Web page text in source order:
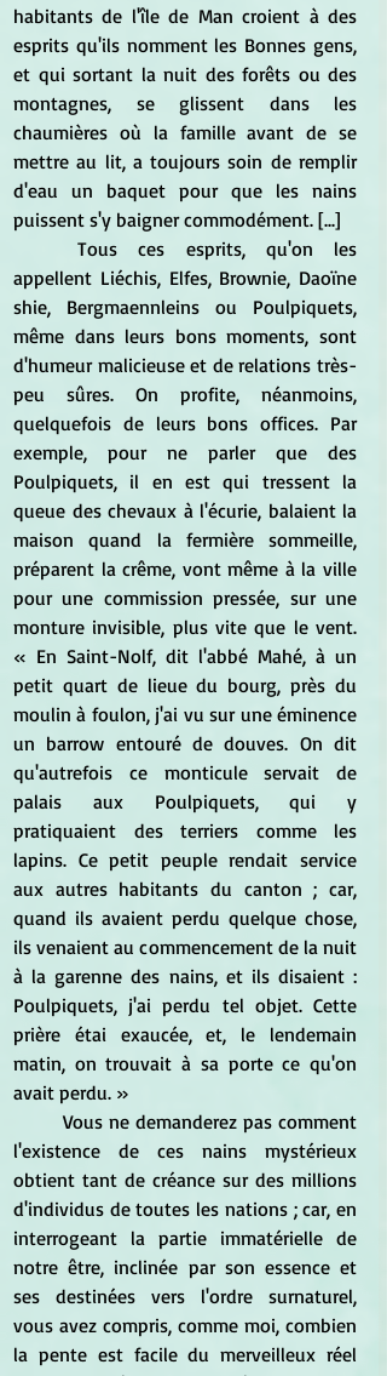
habitants de l'île de Man croient à des
esprits qu'ils nomment les Bonnes gens,
et qui sortant la nuit des forêts ou des
montagnes, se glissent dans les
chaumières où la famille avant de se
mettre au lit, a toujours soin de remplir
d'eau un baquet pour que les nains
puissent s'y baigner commodément. [...]
	Tous ces esprits, qu'on les
appellent Liéchis, Elfes, Brownie, Daoïne
shie, Bergmaennleins ou Poulpiquets,
même dans leurs bons moments, sont
d'humeur malicieuse et de relations très-
peu sûres. On profite, néanmoins,
quelquefois de leurs bons offices. Par
exemple, pour ne parler que des
Poulpiquets, il en est qui tressent la
queue des chevaux à l'écurie, balaient la
maison quand la fermière sommeille,
préparent la crême, vont même à la ville
pour une commission pressée, sur une
monture invisible, plus vite que le vent.
« En Saint-Nolf, dit l'abbé Mahé, à un
petit quart de lieue du bourg, près du
moulin à foulon, j'ai vu sur une éminence
un barrow entouré de douves. On dit
qu'autrefois ce monticule servait de
palais aux Poulpiquets, qui y
pratiquaient des terriers comme les
lapins. Ce petit peuple rendait service
aux autres habitants du canton ; car,
quand ils avaient perdu quelque chose,
ils venaient au commencement de la nuit
à la garenne des nains, et ils disaient :
Poulpiquets, j'ai perdu tel objet. Cette
prière étai exaucée, et, le lendemain
matin, on trouvait à sa porte ce qu'on
avait perdu. »
l'existence de ces nains mystérieux
obtient tant de créance sur des millions
d'individus de toutes les nations ; car, en
interrogeant la partie immatérielle de
notre être, inclinée par son essence et
ses destinées vers l'ordre surnaturel,
vous avez compris, comme moi, combien
la pente est facile du merveilleux réel